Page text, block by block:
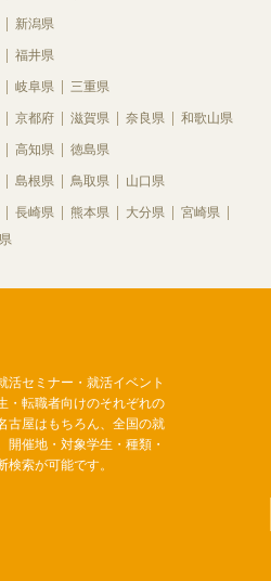
新潟県
福井県
岐阜県 三重県
京都府 滋賀県 奈良県 和歌山県
高知県 徳島県
島根県 鳥取県 山口県
長崎県 熊本県 大分県
宮崎県
活セミナー・就活イベント
・転職者向けのそれぞれの
古屋はもちろん、全国の就
催地・対象学生・種類・
索が可能です。